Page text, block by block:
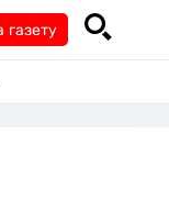
газету